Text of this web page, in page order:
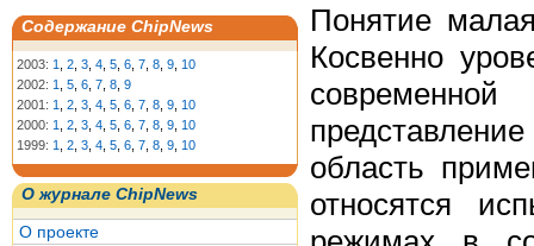
Содержание ChipNews
2003: 1 2 3 4 5 6 7 8 9 10
2002: 1 5 6 7 8 9
2001: 1 2 3 4 5 6 7 8 9 10
2000: 1 2 3 4 5 6 7 8 9 10
1999: 1 2 3 4 5 6 7 8 9 10
О журнале ChipNews
О проекте
Понятие
Косвенно
область
относятся